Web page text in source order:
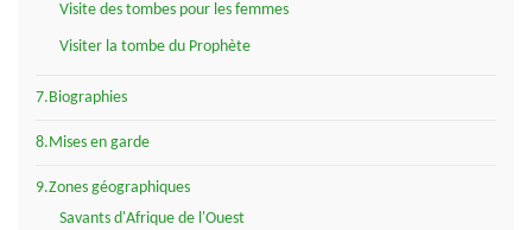
Visite des tombes pour les femmes
Visiter la tombe du Prophète
7.Biographies
8.Mises en garde
9.Zones géographiques
Savants d'Afrique de l'Ouest